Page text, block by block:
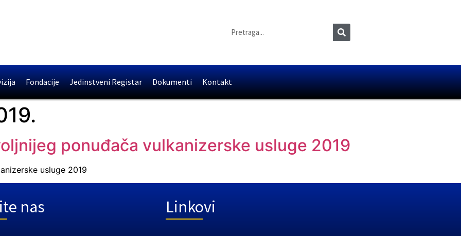
Fondacije Jedinstveni Registar Dokumenti Kontakt
ponuđača vulkanizerske usluge 2019
usluge 2019
nas Linkovi